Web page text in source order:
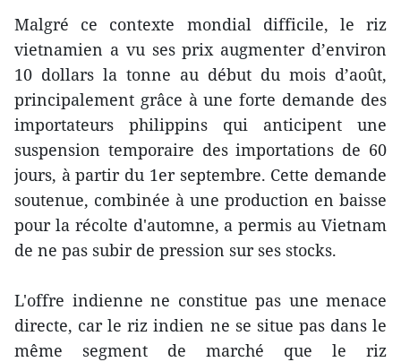
Malgré ce contexte mondial difficile, le riz
vietnamien a vu ses prix augmenter d’environ
10 dollars la tonne au début du mois d’août,
principalement grâce à une forte demande des
importateurs philippins qui anticipent une
suspension temporaire des importations de 60
jours, à partir du 1er septembre. Cette demande
soutenue, combinée à une production en baisse
pour la récolte d'automne, a permis au Vietnam
de ne pas subir de pression sur ses stocks.
L'offre indienne ne constitue pas une menace
directe, car le riz indien ne se situe pas dans le
même segment de marché que le riz